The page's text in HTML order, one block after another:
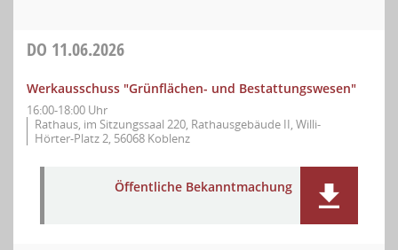
DO 11.06.2026
Werkausschuss "Grünflächen- und Bestattungswesen"
16:00-18:00 Uhr
Rathaus, im Sitzungssaal 220, Rathausgebäude II, Willi-
Hörter-Platz 2, 56068 Koblenz
Öffentliche Bekanntmachung